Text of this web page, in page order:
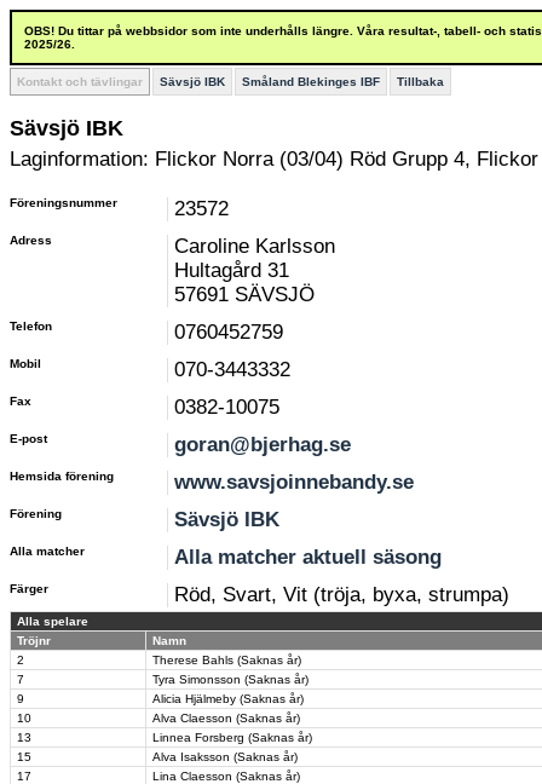
OBS! Du tittar på webbsidor som inte underhålls längre. Våra resultat-, tabell- och
2025/26.
Kontakt och tävlingar Sävsjö IBK Småland Blekinges IBF Tillbaka
Sävsjö IBK
Laginformation: Flickor Norra (03/04) Röd Grupp 4,
Föreningsnummer 23572
Adress
Caroline Karlsson
Hultagård 31
57691 SÄVSJÖ
Telefon 0760452759
Mobil 070-3443332
Fax 0382-10075
E-post goran@bjerhag.se
Hemsida förening www.savsjoinnebandy.se
Förening Sävsjö IBK
Alla matcher Alla matcher aktuell säsong
Färger Röd, Svart, Vit (tröja, byxa, strumpa)
Alla spelare
Tröjnr
Namn
2
Therese Bahls (Saknas år)
7
Tyra Simonsson (Saknas år)
9
Alicia Hjälmeby (Saknas år)
10
Alva Claesson (Saknas år)
13
Linnea Forsberg (Saknas år)
15
Alva Isaksson (Saknas år)
17
Lina Claesson (Saknas år)